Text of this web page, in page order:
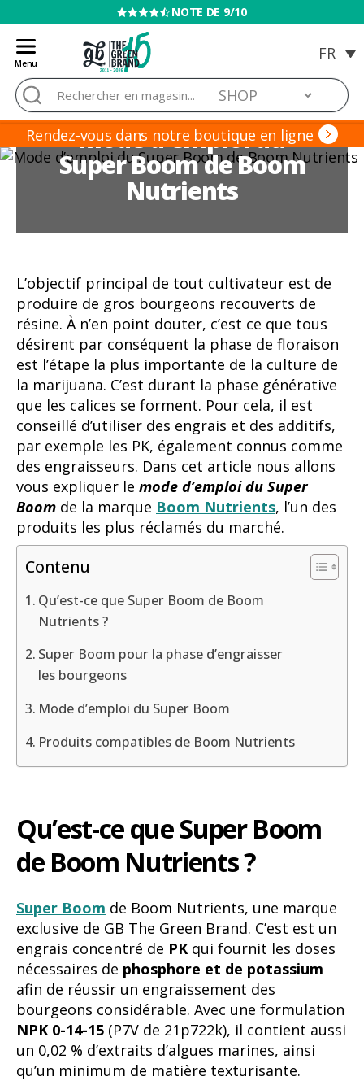
VENTE INTERDITE AUX MINEURS
Menu
Blog
de
Grow
Barato
Rechercher :
Rendez-vous dans notre boutique en ligne
Mode d’emploi du
Super Boom de Boom
Nutrients
L’objectif principal de tout cultivateur est de
produire de gros bourgeons recouverts de
résine. À n’en point douter, c’est ce que tous
désirent par conséquent la phase de floraison
est l’étape la plus importante de la culture de
la marijuana. C’est durant la phase générative
que les calices se forment. Pour cela, il est
conseillé d’utiliser des engrais et des additifs,
par exemple les PK, également connus comme
des engraisseurs. Dans cet article nous allons
vous expliquer le mode d’emploi du Super
Boom de la marque Boom Nutrients, l’un des
produits les plus réclamés du marché.
Contenu
Qu’est-ce que Super Boom de Boom
Nutrients ?
Super Boom pour la phase d’engraisser
les bourgeons
Mode d’emploi du Super Boom
Produits compatibles de Boom Nutrients
Qu’est-ce que Super Boom
de Boom Nutrients ?
Super Boom de Boom Nutrients, une marque
exclusive de GB The Green Brand. C’est est un
engrais concentré de PK qui fournit les doses
nécessaires de phosphore et de potassium
afin de réussir un engraissement des
bourgeons considérable. Avec une formulation
NPK 0-14-15 (P7V de 21p722k), il contient aussi
un 0,02 % d’extraits d’algues marines, ainsi
qu’un minimum de matière texturisante.